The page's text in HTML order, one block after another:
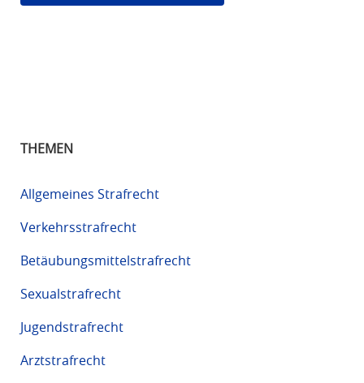
THEMEN
Allgemeines Strafrecht
Verkehrsstrafrecht
Betäubungsmittelstrafrecht
Sexualstrafrecht
Jugendstrafrecht
Arztstrafrecht